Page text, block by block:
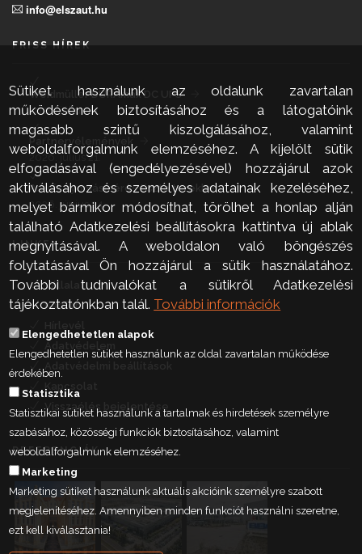
info@elszaut.hu
FRISS HÍREK
Weidmüller DURAmax DC UPS
2026. július 21.
Partnervélemények
2026. július 21.
Precíz nyomásmérés tiszta terekben
2026. június 24.
LINKEK
Vállalat
Karrier
Visszaélés bejelentése
REFERENCIÁK
Sütiket használunk az oldalunk zavartalan
működésének biztosításához és a látogatóink
magasabb szintű kiszolgálásához, valamint
weboldalforgalmunk elemzéséhez. A kijelölt sütik
elfogadásával (engedélyezésével) hozzájárul azok
aktiválásához és személyes adatainak kezeléséhez,
melyet bármikor módosíthat, törölhet a honlap alján
található Adatkezelési beállításokra kattintva új ablak
megnyitásával. A weboldalon való böngészés
folytatásával Ön hozzájárul a sütik használatához.
További tudnivalókat a sütikről Adatkezelési
tájékoztatónkban talál. További információk
Elengedhetetlen alapok
Elengedhetetlen sütiket használunk az oldal zavartalan működése
érdekében.
Statisztika
Statisztikai sütiket használunk a tartalmak és hirdetések személyre
szabásához, közösségi funkciók biztosításához, valamint
weboldalforgalmunk elemzéséhez.
Marketing
Marketing sütiket használunk aktuális akcióink személyre szabott
megjelenítéséhez. Amennyiben minden funkciót használni szeretne,
ezt kell kiválasztania!